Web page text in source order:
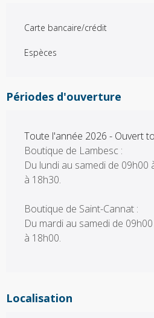
Carte bancaire/crédit
Espèces
Périodes d'ouverture
Toute l'année 2026 - Ouvert
Boutique de Lambesc :
Du lundi au samedi de 09h00
à 18h30.
Boutique de Saint-Cannat :
Du mardi au samedi de
à 18h00.
Localisation